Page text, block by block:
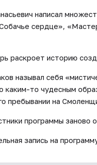
написал
сердце»,
раскроет историю
называл себя
каким-то чудесным
пребывании на
программы заново
запись на